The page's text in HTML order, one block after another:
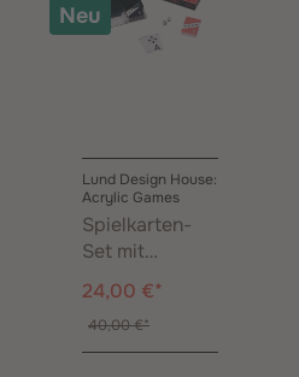
Neu
Lund Design House:
Acrylic Games
Spielkarten-
Set mit
24,00 €*
40,00 €*